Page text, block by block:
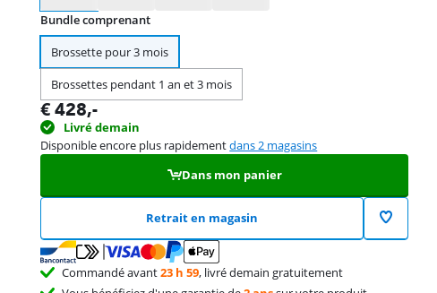
Bundle comprenant
Brossette pour 3 mois
Brossettes pendant 1 an et 3 mois
€428,-
Livré demain
Disponible encore plus rapidementdans 2 magasins
Dans mon panier
Retrait en magasin
Commandé avant23 h 59, livré demain gratuitement